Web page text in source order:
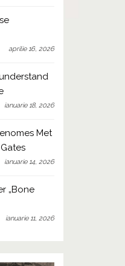
aprilie 16, 2026
ianuarie 18, 2026
Met
ianuarie 14, 2026
„Bone
ianuarie 11, 2026